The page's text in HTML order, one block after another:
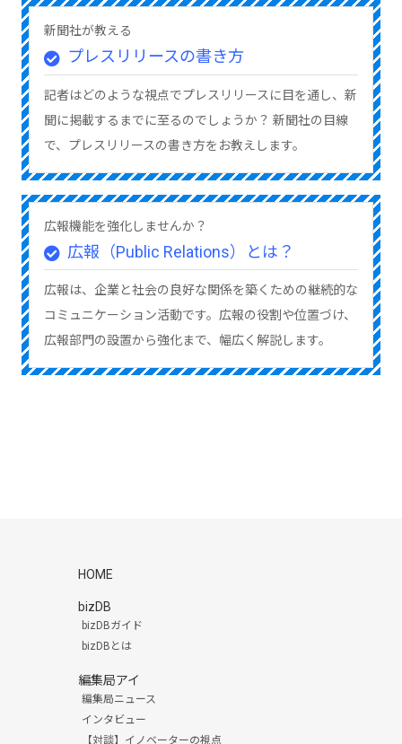
新聞社が教える
プレスリリースの書き方
記者はどのような視点でプレスリリースに目を通し、新
聞に掲載するまでに至るのでしょうか？ 新聞社の目線
で、プレスリリースの書き方をお教えします。
広報機能を強化しませんか？
広報（Public Relations）とは？
広報は、企業と社会の良好な関係を築くための継続的な
コミュニケーション活動です。広報の役割や位置づけ、
広報部門の設置から強化まで、幅広く解説します。
HOME
bizDB
bizDBガイド
bizDBとは
編集局アイ
編集局ニュース
インタビュー
【対談】イノベーターの視点